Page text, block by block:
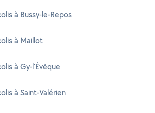
à Bussy-le-Repos
à Maillot
à Gy-l'Évêque
à Saint-Valérien